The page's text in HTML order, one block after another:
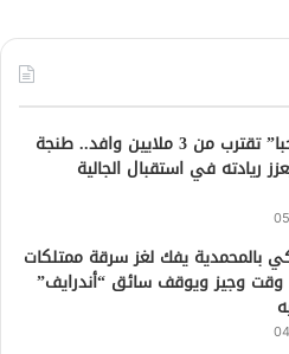
عملية “مرحبا” تقترب من 3 ملايين وافد.. طنجة
ريادته في استقبال الجالية
بالمحمدية يفك لغز سرقة ممتلكات
وجيز ويوقف سائق “أندرايف”